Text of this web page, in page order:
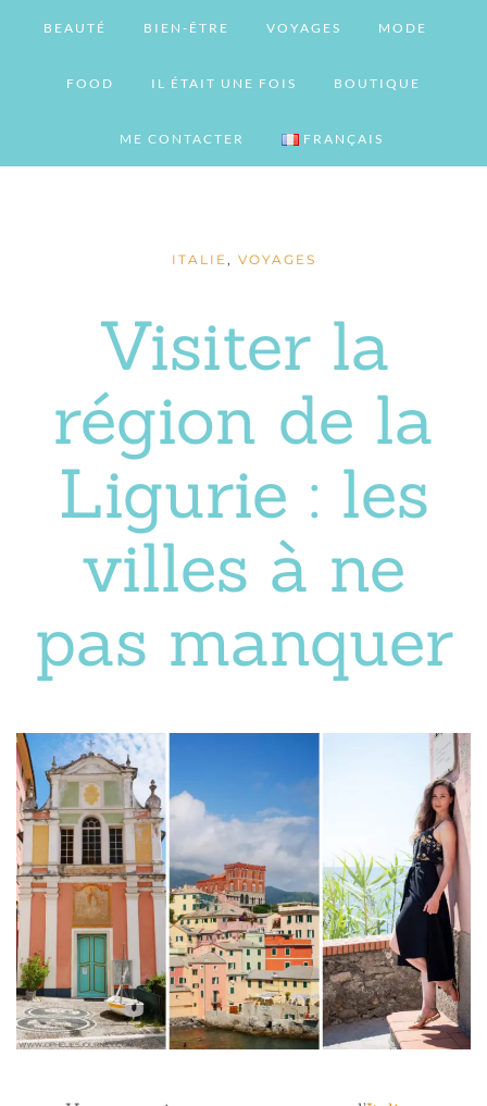
BEAUTÉ BIEN-ÊTRE VOYAGES MODE
FOOD IL ÉTAIT UNE FOIS BOUTIQUE
ME CONTACTER FRANÇAIS
ITALIE, VOYAGES
Visiter la
région de la
Ligurie : les
villes à ne
pas manquer